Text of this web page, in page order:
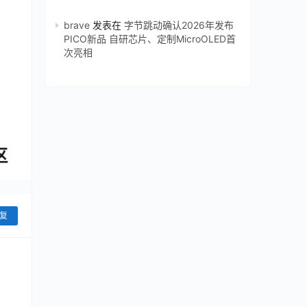
brave 发表在 字节跳动确认2026年发布
PICO新品 自研芯片、定制MicroOLED首
次亮相